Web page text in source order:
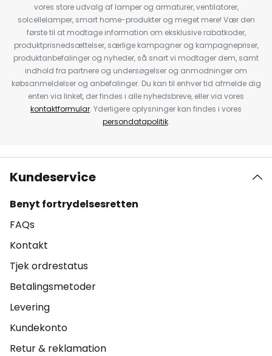
vores store udvalg af lamper og armaturer, ventilatorer,
solcellelamper, smart home-produkter og meget mere! Vær den
første til at modtage information om eksklusive rabatkoder,
produktprisnedsættelser, særlige kampagner og kampagnepriser,
produktanbefalinger og nyheder, så snart vi modtager dem, samt
indhold fra partnere og undersøgelser og anmodninger om
købsanmeldelser og anbefalinger. Du kan til enhver tid afmelde dig
enten via linket, der findes i alle nyhedsbreve, eller via vores
kontaktformular. Yderligere oplysninger kan findes i vores
persondatapolitik.
Kundeservice
Benyt fortrydelsesretten
FAQs
Kontakt
Tjek ordrestatus
Betalingsmetoder
Levering
Kundekonto
Retur & reklamation